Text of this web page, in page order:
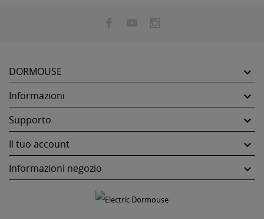
DORMOUSE 
Informazioni 
Supporto 
Il tuo account 
Informazioni negozio 